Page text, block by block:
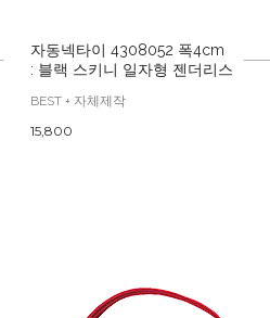
자동넥타이 4308052 폭4cm
: 블랙 스키니 일자형 젠더리스
BEST + 자체제작
15,800